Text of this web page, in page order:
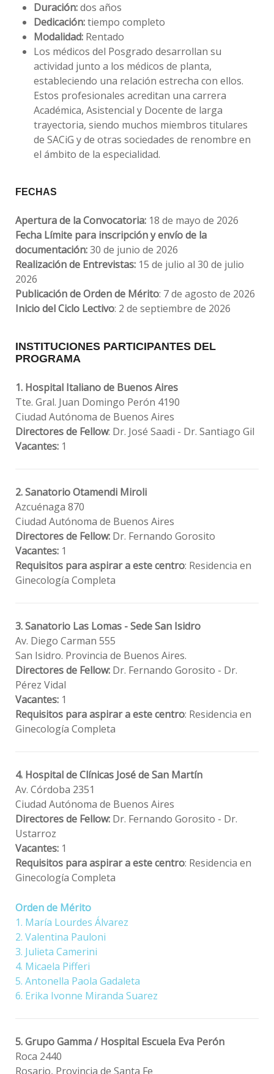
Duración:dos años
Dedicación:tiempo completo
Modalidad: Rentado
Los médicos del Posgrado desarrollan su
actividad junto a los médicos de planta,
estableciendo una relación estrecha con ellos.
Estos profesionales acreditan una carrera
Académica, Asistencial y Docente de larga
trayectoria, siendo muchos miembros titulares
de SACiG y de otras sociedades de renombre en
el ámbito de la especialidad.
FECHAS
Apertura de la Convocatoria: 18 de mayo de 2026
Fecha Límite para inscripción y envío de la
documentación:30 de junio de 2026
Realización de Entrevistas: 15 de julio al 30 de julio
2026
Publicación de Orden de Mérito: 7 de agosto de 2026
Inicio del Ciclo Lectivo: 2 de septiembre de 2026
INSTITUCIONES PARTICIPANTES DEL
PROGRAMA
1. Hospital Italiano de Buenos Aires
Tte. Gral. Juan Domingo Perón 4190
Ciudad Autónoma de Buenos Aires
Directores de Fellow: Dr. José Saadi - Dr. Santiago Gil
Vacantes: 1
2. Sanatorio Otamendi Miroli
Azcuénaga 870
Ciudad Autónoma de Buenos Aires
Directores de Fellow: Dr. Fernando Gorosito
Vacantes: 1
Requisitos para aspirar a este centro: Residencia en
Ginecología Completa
3. Sanatorio Las Lomas - Sede San Isidro
Av. Diego Carman 555
San Isidro. Provincia de Buenos Aires.
Directores de Fellow: Dr. Fernando Gorosito - Dr.
Pérez Vidal
Vacantes: 1
Requisitos para aspirar a este centro: Residencia en
Ginecología Completa
4. Hospital de Clínicas José de San Martín
Av. Córdoba 2351
Ciudad Autónoma de Buenos Aires
Directores de Fellow: Dr. Fernando Gorosito - Dr.
Ustarroz
Vacantes: 1
Requisitos para aspirar a este centro: Residencia en
Ginecología Completa
Orden de Mérito
1. María Lourdes Álvarez
2. Valentina Pauloni
3. Julieta Camerini
4. Micaela Pifferi
5. Antonella Paola Gadaleta
6. Erika Ivonne Miranda Suarez
5. Grupo Gamma / Hospital Escuela Eva Perón
Roca 2440
Rosario, Provincia de Santa Fe